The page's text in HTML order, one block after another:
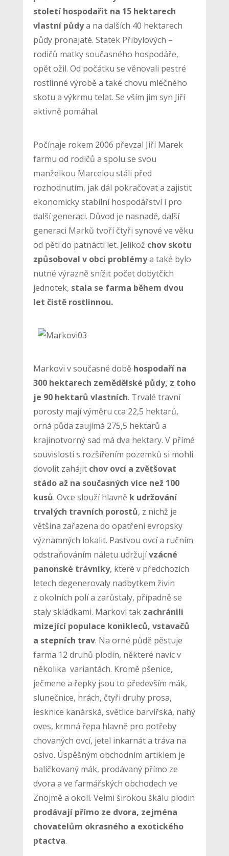
století hospodařit na 15 hektarech
vlastní půdya na dalších 40 hektarech
půdy pronajaté. Statek Přibylových –
rodičů matky současného hospodáře,
opět ožil. Od počátku se věnovali pestré
rostlinné výrobě a také chovu mléčného
skotu a výkrmu telat. Se vším jim syn Jiří
aktivně pomáhal.
Počínaje rokem 2006 převzal Jiří Marek
farmu od rodičů a spolu se svou
manželkou Marcelou stáli před
rozhodnutím, jak dál pokračovat a zajistit
ekonomicky stabilní hospodářství i pro
další generaci. Důvod je nasnadě, další
generaci Marků tvoří čtyři synové ve věku
od pěti do patnácti let. Jelikož chov skotu
způsoboval v obci problémya také bylo
nutné výrazně snížit počet dobytčích
jednotek, stala se farma během dvou
let čistě rostlinnou.
Markovi v současné době hospodaří na
300 hektarech zemědělské půdy, z toho
je 90 hektarů vlastních. Trvalé travní
porosty mají výměru cca 22,5 hektarů,
orná půda zaujímá 275,5 hektarů a
krajinotvorný sad má dva hektary. V přímé
souvislosti s rozšířením pozemků si mohli
dovolit zahájit chov ovcí a zvětšovat
stádo až na současných více než 100
kusů. Ovce slouží hlavně k udržování
trvalých travních porostů, z nichž je
většina zařazena do opatření evropsky
významných lokalit. Pastvou ovcí a ručním
odstraňováním náletu udržujívzácné
panonské trávníky, které v předchozích
letech degenerovaly nadbytkem živin
z okolních polí a zarůstaly, případně se
staly skládkami. Markovi tak zachránili
mizející populace konikleců, vstavačů
a stepních trav. Na orné půdě pěstuje
farma 12 druhů plodin, některé navíc v
několika variantách. Kromě pšenice,
ječmene a řepky jsou to především mák,
slunečnice, hrách, čtyři druhy prosa,
lesknice kanárská, světlice barvířská, nahý
oves, krmná řepa hlavně pro potřeby
chovaných ovcí, jetel inkarnát a tráva na
osivo. Úspěšným obchodním artiklem je
balíčkovaný mák, prodávaný přímo ze
dvora a ve farmářských obchodech ve
Znojmě a okolí. Velmi širokou škálu plodin
prodávají přímo ze dvora, zejména
chovatelům okrasného a exotického
ptactva.